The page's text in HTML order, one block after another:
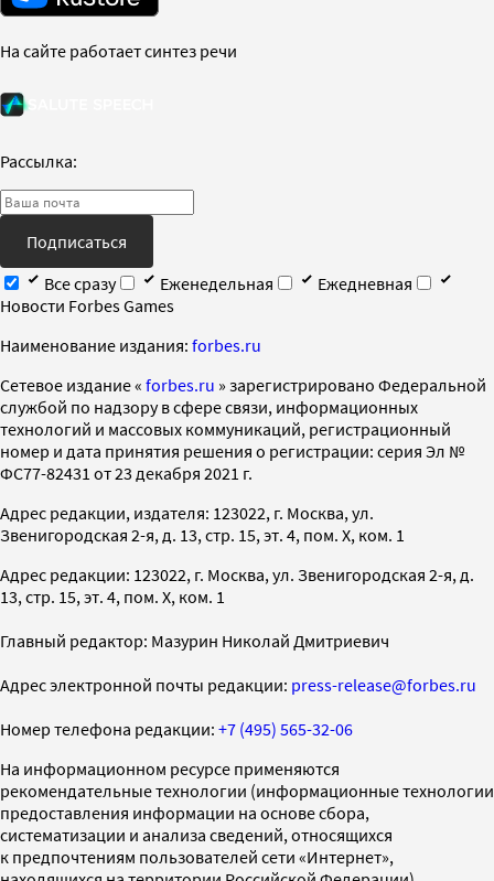
На сайте работает синтез речи
Рассылка:
Подписаться
Все сразу
Еженедельная
Ежедневная
Новости Forbes Games
Наименование издания: forbes.ru
Cетевое издание « forbes.ru » зарегистрировано Федеральной
службой по надзору в сфере связи, информационных
технологий и массовых коммуникаций, регистрационный
номер и дата принятия решения о регистрации: серия Эл №
ФС77-82431 от 23 декабря 2021 г.
Адрес редакции, издателя: 123022, г. Москва, ул.
Звенигородская 2-я, д. 13, стр. 15, эт. 4, пом. X, ком. 1
Адрес редакции: 123022, г. Москва, ул. Звенигородская 2-я, д.
13, стр. 15, эт. 4, пом. X, ком. 1
Главный редактор: Мазурин Николай Дмитриевич
Адрес электронной почты редакции: press-release@forbes.ru
Номер телефона редакции: +7 (495) 565-32-06
На информационном ресурсе применяются
рекомендательные технологии (информационные технологии
предоставления информации на основе сбора,
систематизации и анализа сведений, относящихся
к предпочтениям пользователей сети «Интернет»,